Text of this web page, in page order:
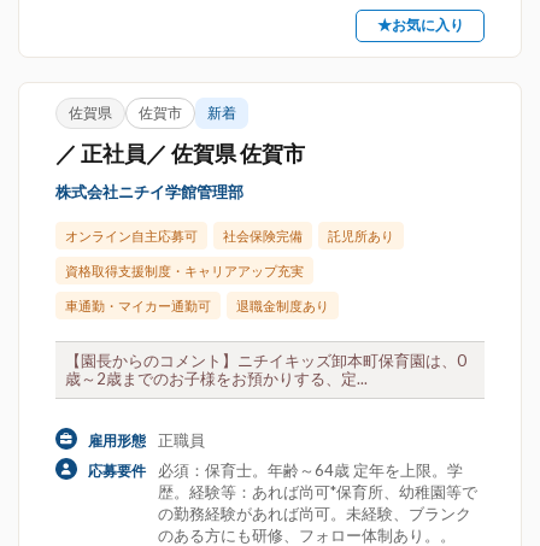
★お気に入り
佐賀県 佐賀市 新着
／ 正社員／ 佐賀県 佐賀市
株式会社ニチイ学館管理部
オンライン自主応募可 社会保険完備 託児所あり
資格取得支援制度・キャリアアップ充実
車通勤・マイカー通勤可 退職金制度あり
【園長からのコメント】ニチイキッズ卸本町保育園は、0
歳～2歳までのお子様をお預かりする、定...
雇用形態 正職員
応募要件
必須：保育士。年齢～64歳 定年を上限。学
歴。経験等：あれば尚可*保育所、幼稚園等で
の勤務経験があれば尚可。未経験、ブランク
のある方にも研修、フォロー体制あり。。